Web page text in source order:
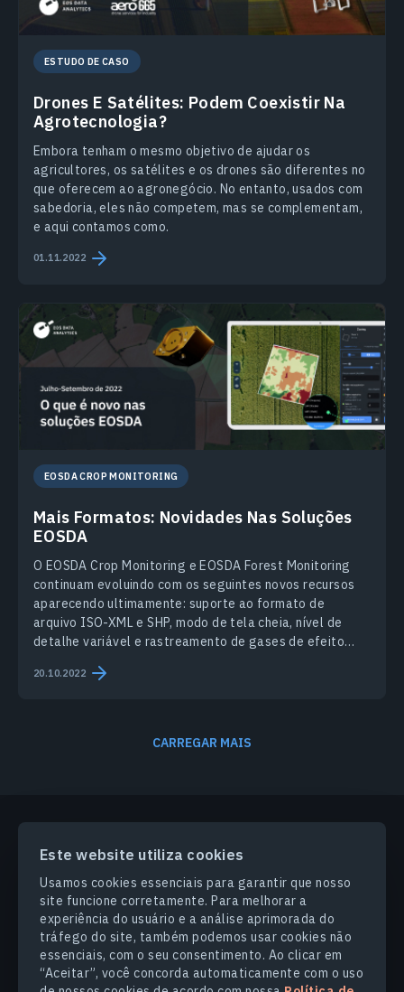
Este website utiliza cookies
Usamos cookies essenciais para garantir que nosso
site funcione corretamente. Para melhorar a
experiência do usuário e a análise aprimorada do
tráfego do site, também podemos usar cookies não
essenciais, com o seu consentimento. Ao clicar em
“Aceitar”, você concorda automaticamente com o uso
ESTUDO DE CASO
Drones E Satélites: Podem Coexistir Na
Agrotecnologia?
Embora tenham o mesmo objetivo de ajudar os
agricultores, os satélites e os drones são diferentes no
que oferecem ao agronegócio. No entanto, usados com
sabedoria, eles não competem, mas se complementam,
e aqui contamos como.
01.11.2022
EOSDA CROP MONITORING
Mais Formatos: Novidades Nas Soluções
EOSDA
O EOSDA Crop Monitoring e EOSDA Forest Monitoring
continuam evoluindo com os seguintes novos recursos
aparecendo ultimamente: suporte ao formato de
arquivo ISO-XML e SHP, modo de tela cheia, nível de
detalhe variável e rastreamento de gases de efeito
20.10.2022
CARREGAR MAIS
PRODUCTS & SOLUTIONS
SETORES
COMPANHIA